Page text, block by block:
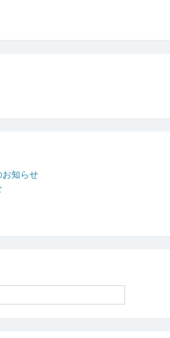
知らせ